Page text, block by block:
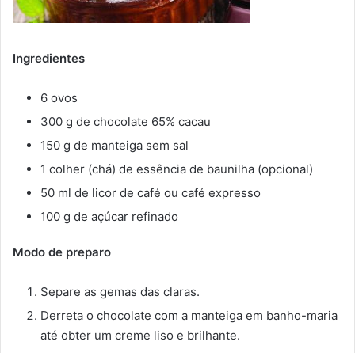
Ingredientes
6 ovos
300 g de chocolate 65% cacau
150 g de manteiga sem sal
1 colher (chá) de essência de baunilha (opcional)
50 ml de licor de café ou café expresso
100 g de açúcar refinado
Modo de preparo
Separe as gemas das claras.
Derreta o chocolate com a manteiga em banho-maria
até obter um creme liso e brilhante.